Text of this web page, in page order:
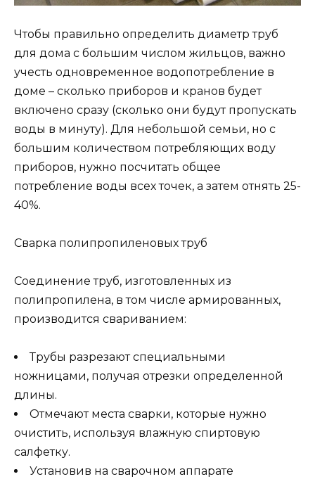
Чтобы правильно определить диаметр труб
для дома с большим числом жильцов, важно
учесть одновременное водопотребление в
доме – сколько приборов и кранов будет
включено сразу (сколько они будут пропускать
воды в минуту). Для небольшой семьи, но с
большим количеством потребляющих воду
приборов, нужно посчитать общее
потребление воды всех точек, а затем отнять 25-
40%.
Сварка полипропиленовых труб
Соединение труб, изготовленных из
полипропилена, в том числе армированных,
производится свариванием:
Трубы разрезают специальными
ножницами, получая отрезки определенной
длины.
Отмечают места сварки, которые нужно
очистить, используя влажную спиртовую
салфетку.
Установив на сварочном аппарате